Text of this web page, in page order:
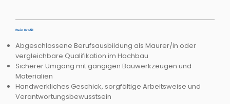
Dein Profil
Abgeschlossene Berufsausbildung als Maurer/in oder
vergleichbare Qualifikation im Hochbau
Sicherer Umgang mit gängigen Bauwerkzeugen und
Materialien
Handwerkliches Geschick, sorgfältige Arbeitsweise und
Verantwortungsbewusstsein